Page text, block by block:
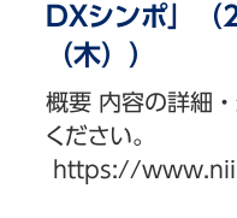
DXシンポ」
（木））
概要 内容の詳細
ください。
https://